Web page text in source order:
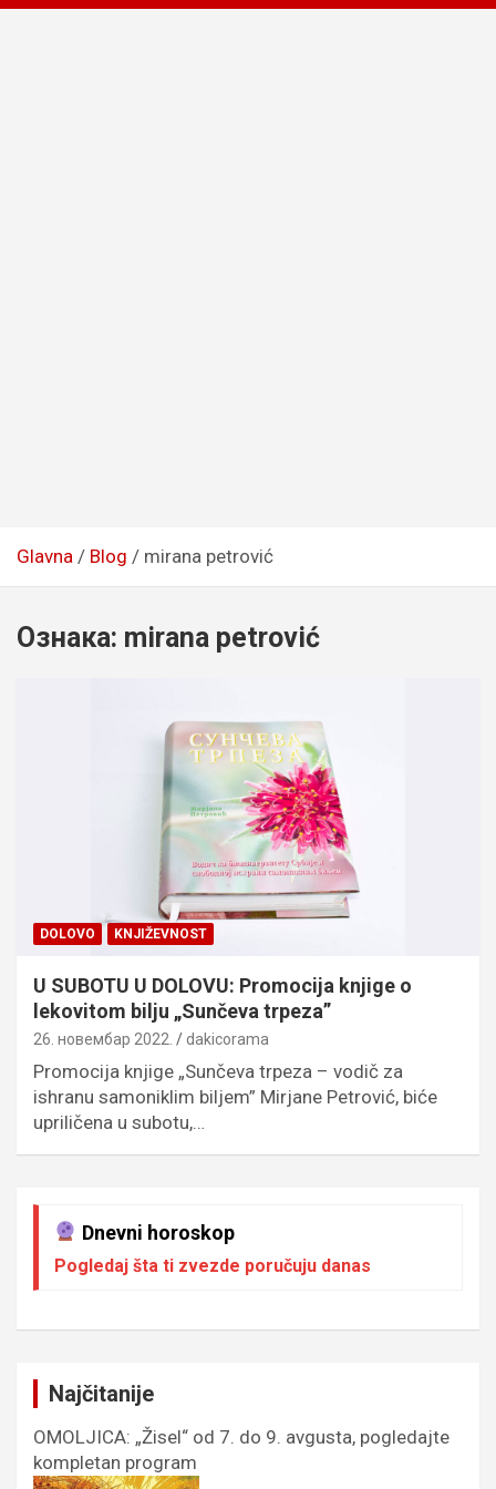
Glavna Blog mirana petrović
Ознака: mirana petrović
DOLOVO KNJIŽEVNOST
U SUBOTU U DOLOVU: Promocija knjige o
lekovitom bilju „Sunčeva trpeza”
26. новембар 2022. dakicorama
Promocija knjige „Sunčeva trpeza – vodič za
ishranu samoniklim biljem” Mirjane Petrović, biće
upriličena u subotu,…
Dnevni horoskop
Pogledaj šta ti zvezde poručuju danas
Najčitanije
OMOLJICA: „Žisel“ od 7. do 9. avgusta, pogledajte
kompletan program